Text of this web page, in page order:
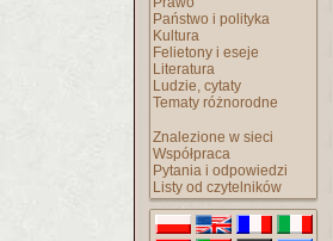
Państwo i polityka
Kultura
Felietony i eseje
Literatura
Ludzie, cytaty
Tematy różnorodne
Znalezione w sieci
Współpraca
Pytania i odpowiedzi
Listy od czytelników